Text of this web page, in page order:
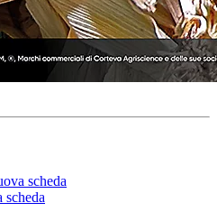
scheda
scheda